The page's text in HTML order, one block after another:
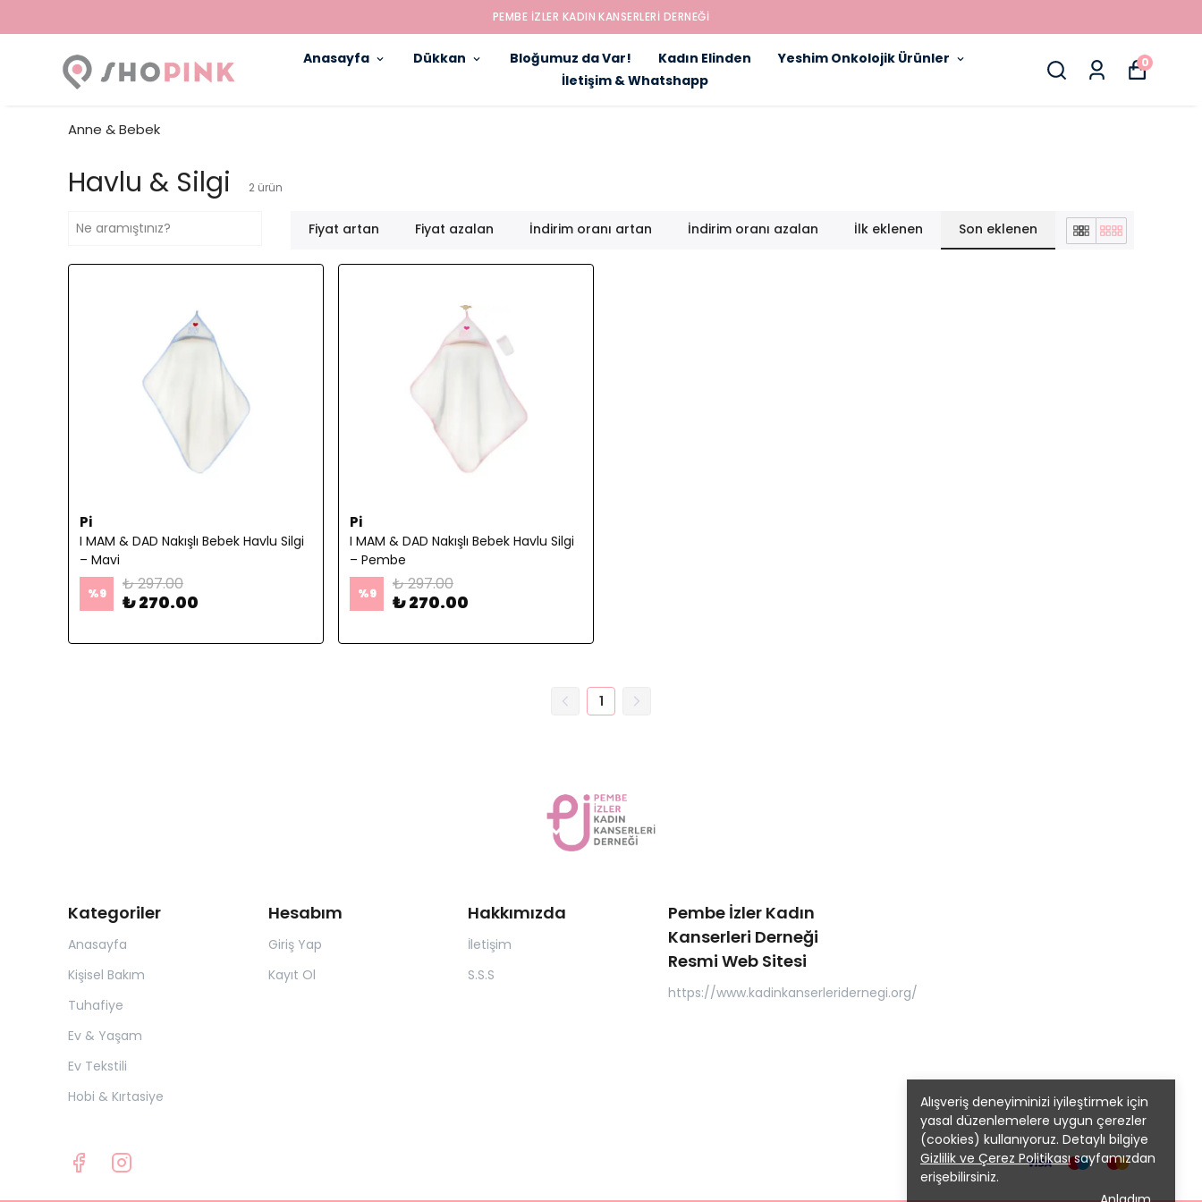
Anasayfa Dükkan Bloğumuz da Var! Kadın Elinden
Yeshim Onkolojik Ürünler
İletişim & Whatshapp
0
Alışveriş deneyiminizi iyileştirmek için
yasal düzenlemelere uygun çerezler
(cookies) kullanıyoruz. Detaylı bilgiye
Gizlilik ve Çerez Politikasısayfamızdan
erişebilirsiniz.
Anne & Bebek
Havlu & Silgi 2 ürün
Fiyat artan Fiyat azalan İndirim oranı artan İndirim oranı azalan İlk eklenen Son eklenen
Pi
I MAM & DAD Nakışlı Bebek Havlu Silgi
– Mavi
%9 ₺ 297.00
₺ 270.00
Pi
I MAM & DAD Nakışlı Bebek Havlu Silgi
– Pembe
%9 ₺ 297.00
₺ 270.00
1
Kategoriler
Anasayfa
Kişisel Bakım
Tuhafiye
Ev & Yaşam
Ev Tekstili
Hobi & Kırtasiye
Hesabım
Giriş Yap
Kayıt Ol
Hakkımızda
İletişim
S.S.S
Pembe İzler Kadın
Kanserleri Derneği
Resmi Web Sitesi
https://www.kadinkanserleridernegi.org/